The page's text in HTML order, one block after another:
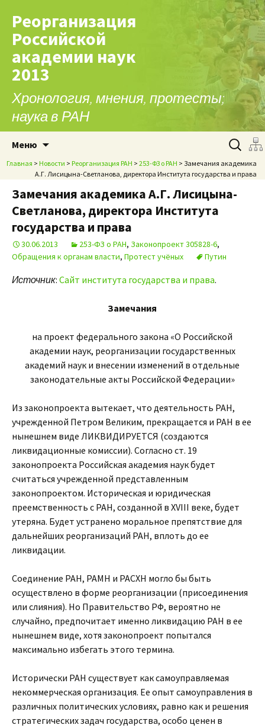
Реорганизация
Российской
академии наук
2013
Хронология, мнения, протесты;
наука в РАН
Меню Найти:
Главная > Новости > Реорганизация РАН > 253-ФЗ о РАН > Замечания академика
А.Г. Лисицына-Светланова, директора Института государства и права
Замечания академика А.Г. Лисицына-
Светланова, директора Института
государства и права
30.06.2013 253-ФЗ о РАН, Законопроект 305828-6,
Обращения к органам власти, Протест учёных Путин
Источник: Сайт института государства и права.
Замечания
на проект федерального закона «О Российской
академии наук, реорганизации государственных
академий наук и внесении изменений в отдельные
законодательные акты Российской Федерации»
Из законопроекта вытекает, что деятельность РАН,
учрежденной Петром Великим, прекращается и РАН в ее
нынешнем виде ЛИКВИДИРУЕТСЯ (создаются
ликвидационные комиссии). Согласно ст. 19
законопроекта Российская академия наук будет
считаться учрежденной представленным
законопроектом. Историческая и юридическая
преемственность с РАН, созданной в XVIII веке, будет
утеряна. Будет устранено моральное препятствие для
дальнейших реорганизаций РАН, вплоть до ее
ликвидации.
Соединение РАН, РАМН и РАСХН могло бы быть
осуществлено в форме реорганизации (присоединения
или слияния). Но Правительство РФ, вероятно не
случайно, предпочитает именно ликвидацию РАН в ее
нынешнем виде, хотя законопроект попытался
максимально избегать этого термина.
Исторически РАН существует как самоуправляемая
некоммерческая организация. Ее опыт самоуправления в
различных политических условиях, равно как и решения
стратегических задач государства, особо ценен в